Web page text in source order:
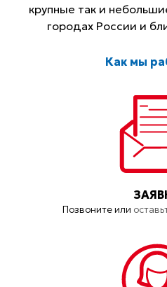
крупные так и
городах России и
Как мы
Позвоните или